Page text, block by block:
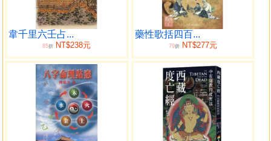
對國家社會大有影響的占術
四柱推命可占卜人的命運
2章 四柱推命的基本和命式表的作法
一、在占卜前​​應該瞭解的須知
（１）四柱推命的基本原理是「陰陽五行說」
（２）天干地支組成的六十干支
二、占卜時所用的命盤作法
①如何尋找出生年、月、日、時的干支
②自日干和其他干支的五行找出「比較星」
③自日干和年支、月支、日支、時支找出「十二運星」
韋千里六壬占...
85折 NT$238元
藥性歌括四百...
79折NT$277元